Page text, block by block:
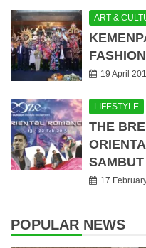
ART &
19 April
LIFESTYLE
THE
17
POPULAR NEWS